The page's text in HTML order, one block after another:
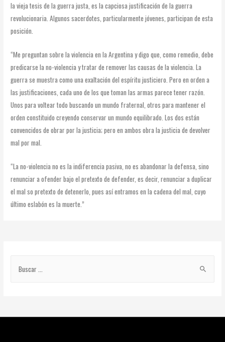
la vieja tesis de la guerra justa, es la capciosa justificación de la guerra
revolucionaria. Algunos sacerdotes, particularmente jóvenes, participan de esta
posición.
“Me preguntan sobre la violencia en la Argentina y digo que, como remedio, debe
predicarse la no-violencia y tratar de remover las causas de la violencia. La
guerra se muestra como una exaltación del espíritu justiciero. Pero en orden a
las justificaciones, cada uno de los que toman las armas parece tener razón.
Unos para voltear todo buscando un mundo fraternal, otros para mantener el
orden constituido creyendo conservar un mundo equilibrado. Los dos están
convencidos de obrar por la justicia; pero en ambos obra la justicia de devolver
mal por mal.
“La no-violencia no es la indiferencia pasiva, no es abandonar la defensa, sino
renunciar a ofender bajo el pretexto de defender, es decir, renunciar a duplicar
el mal so pretexto de detenerlo, pues así entramos en la cadena del mal, cuyo
último eslabón es la muerte.”
ENTRADAS
a